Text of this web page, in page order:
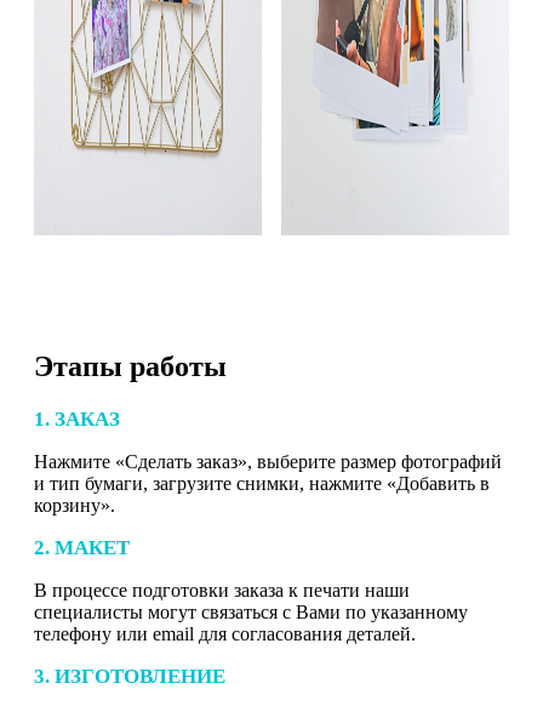
Этапы работы
1. ЗАКАЗ
Нажмите «Сделать заказ», выберите размер фотографий
и тип бумаги, загрузите снимки, нажмите «Добавить в
корзину».
2. МАКЕТ
В процессе подготовки заказа к печати наши
специалисты могут связаться с Вами по указанному
телефону или email для согласования деталей.
3. ИЗГОТОВЛЕНИЕ